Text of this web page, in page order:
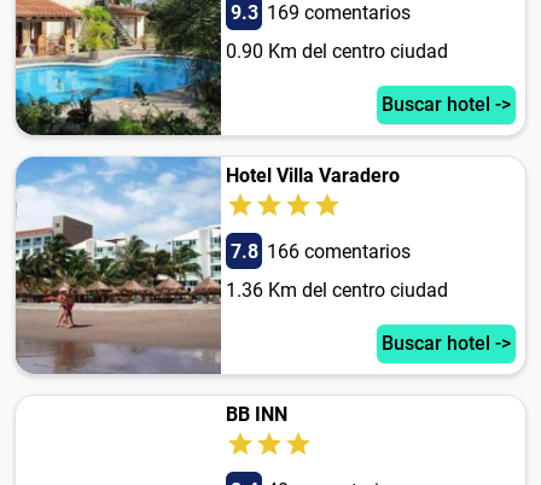
9.3 169 comentarios
0.90 Km del centro ciudad
Buscar hotel ->
Hotel Villa Varadero
7.8 166 comentarios
1.36 Km del centro ciudad
Buscar hotel ->
BB INN